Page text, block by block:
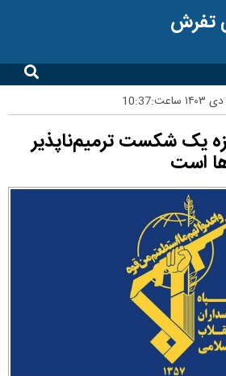
تفرش
یک شکست ترمیم‌ناپذیر
است